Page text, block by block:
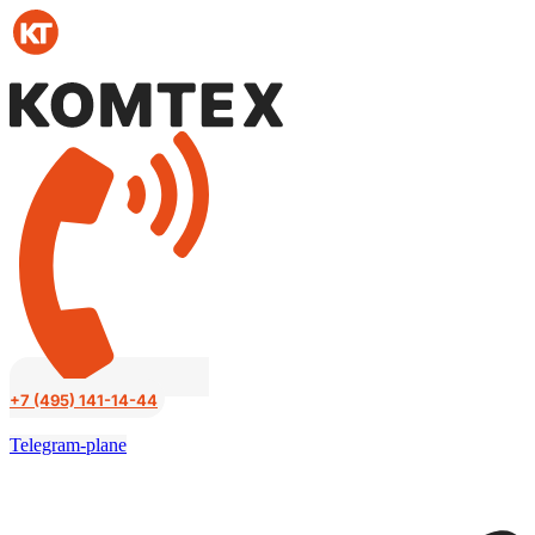
Перейти
к
содержимому
+7 (495) 141-14-44
Telegram-plane